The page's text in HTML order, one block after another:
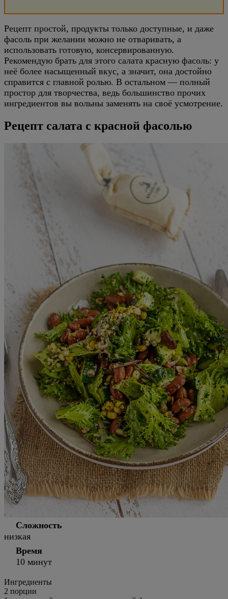
Рецепт простой, продукты только доступные, и даже
фасоль при желании можно не отваривать, а
использовать готовую, консервированную.
Рекомендую брать для этого салата красную фасоль: у
неё более насыщенный вкус, а значит, она достойно
справится с главной ролью. В остальном — полный
простор для творчества, ведь большинство прочих
ингредиентов вы вольны заменять на своё усмотрение.
Рецепт салата с красной фасолью
Сложность
низкая
Время
10 минут
Ингредиенты
2 порции